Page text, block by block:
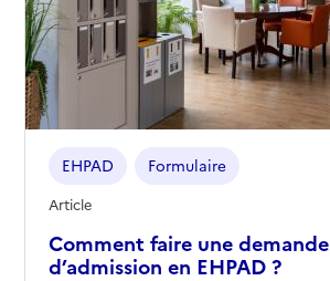
Comment faire une demande
d’admission en EHPAD ?
EHPAD Formulaire
Article